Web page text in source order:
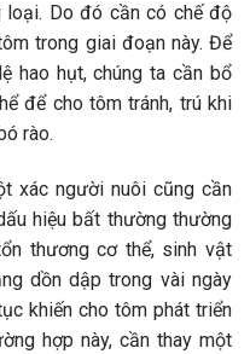
Do đó cần có chế độ
trong giai đoạn này. Để
hao hụt, chúng ta cần bổ
để cho tôm tránh, trú khi
rào.
xác người nuôi cũng cần
hiệu bất thường thường
thương cơ thể, sinh vật
dồn dập trong vài ngày
khiến cho tôm phát triển
hợp này, cần thay một